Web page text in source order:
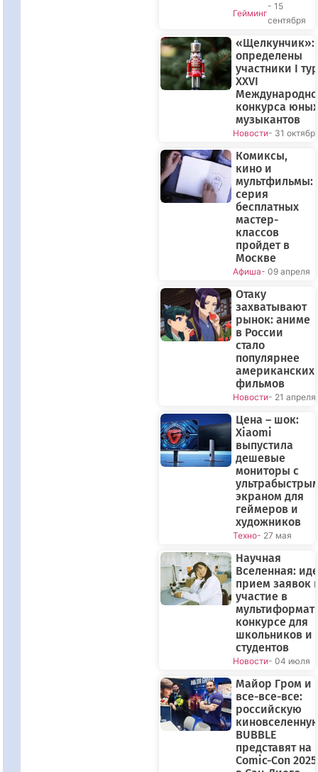
Гейминг
- 15
сентября
«Щелкунчик»:
определены
участники I
XXVI
конкурса юных
музыкантов
Новости- 31
Комиксы,
кино и
мультфильмы:
серия
бесплатных
мастер-
классов
пройдет в
Москве
Афиша- 09 апреля
Отаку
захватывают
рынок: аниме
в России
стало
популярнее
американских
фильмов
Новости- 21 апреля
Цена – шок:
Xiaomi
выпустила
дешевые
мониторы с
экраном для
геймеров и
художников
Техно- 27 мая
Научная
Вселенная:
прием заявок
участие в
конкурсе для
школьников и
студентов
Новости- 04 июля
Майор Гром и
все-все-все:
российскую
BUBBLE
представят на
Comic-Con 2025